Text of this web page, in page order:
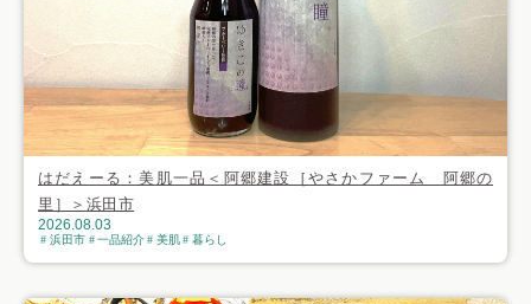
はだえーる：美肌一品＜阿郷建設［やさかファーム 阿郷の
里］＞浜田市
2026.08.03
浜田市 一品紹介 美肌 暮らし